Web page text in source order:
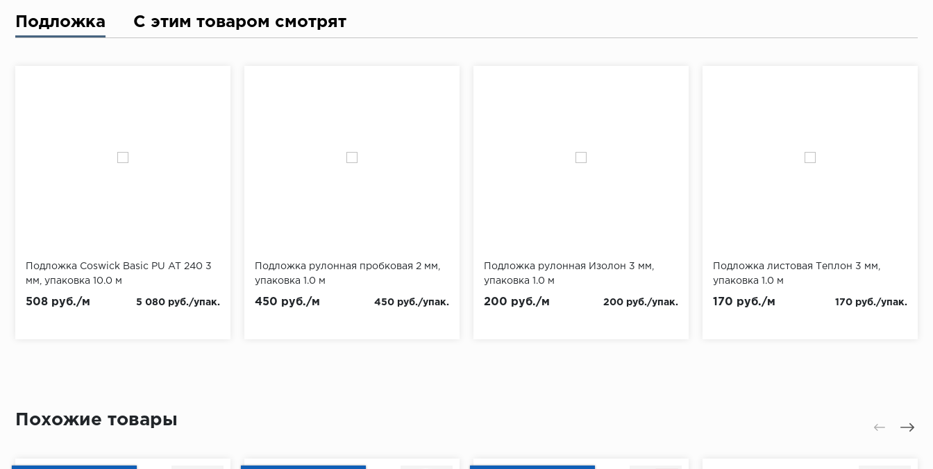
Подложка С этим товаром смотрят
Подложка Coswick Basic PU AT 240 3
мм, упаковка 10.0 м
508 руб./м 5 080 руб./упак.
Подложка рулонная пробковая 2 мм,
упаковка 1.0 м
450 руб./м 450 руб./упак.
Подложка рулонная Изолон 3 мм,
упаковка 1.0 м
200 руб./м 200 руб./упак.
Подложка листовая Теплон 3 мм,
упаковка 1.0 м
170 руб./м 170 руб./упак.
Похожие товары